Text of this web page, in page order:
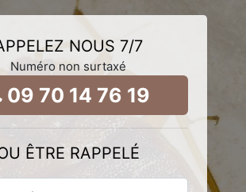
NOUS 7/7
Numéro non surtaxé
09 70 14 76 19
ÊTRE RAPPELÉ